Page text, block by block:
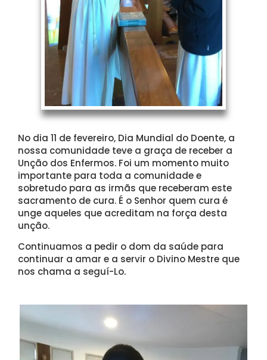
No dia 11 de fevereiro, Dia Mundial do Doente, a
nossa comunidade teve a graça de receber a
Unção dos Enfermos. Foi um momento muito
importante para toda a comunidade e
sobretudo para as irmãs que receberam este
sacramento de cura. É o Senhor quem cura é
unge aqueles que acreditam na força desta
unção.
Continuamos a pedir o dom da saúde para
continuar a amar e a servir o Divino Mestre que
nos chama a seguí-Lo.